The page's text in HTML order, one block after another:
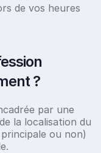
de vos heures
?
par une
la localisation du
ou non)